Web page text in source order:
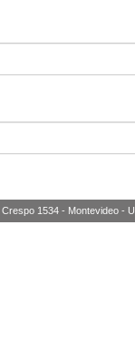
1534 - Montevideo -